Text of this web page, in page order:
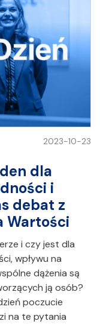
2023-10-23
dla
i
debat z
Wartości
i czy jest dla
wpływu na
dążenia są
ją osób?
poczucie
na te pytania